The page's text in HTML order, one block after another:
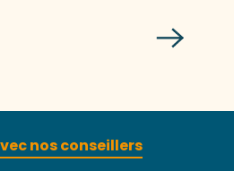
nos conseillers